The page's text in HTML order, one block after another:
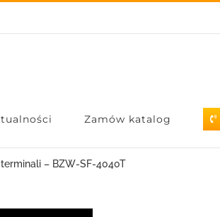
Zamów katalog
– BZW-SF-4040T